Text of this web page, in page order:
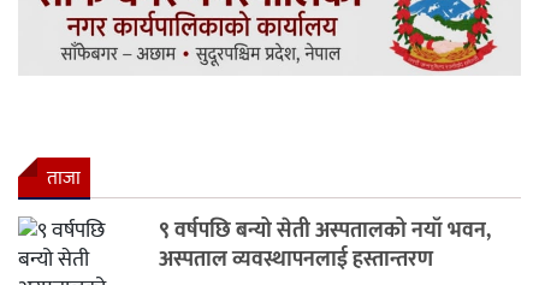
ताजा
९ वर्षपछि बन्यो सेती अस्पतालको नयाँ भवन,
अस्पताल व्यवस्थापनलाई हस्तान्तरण